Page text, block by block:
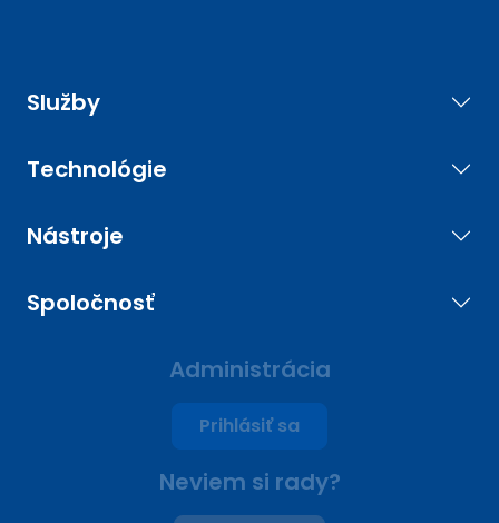
Služby
Technológie
Nástroje
Spoločnosť
Administrácia
Prihlásiť sa
Neviem si rady?